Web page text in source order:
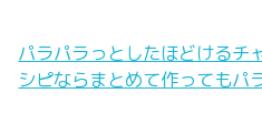
パラパラっとしたほどけるチ
シピならまとめて作ってもパ